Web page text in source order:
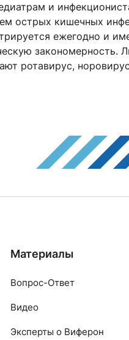
и
острых кишечных
ежегодно и
закономерность.
ротавирус,
Материалы
Вопрос-Ответ
Видео
Эксперты о Виферон